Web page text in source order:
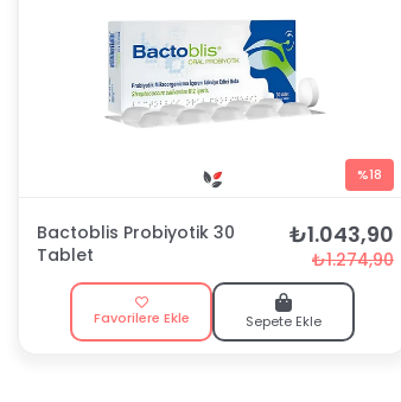
%18
Bactoblis Probiyotik 30
Tablet
₺1.043,90
₺1.274,90
Favorilere Ekle Sepete Ekle